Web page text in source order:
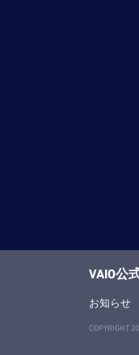
VAIO公
お知らせ
COPYRIGHT